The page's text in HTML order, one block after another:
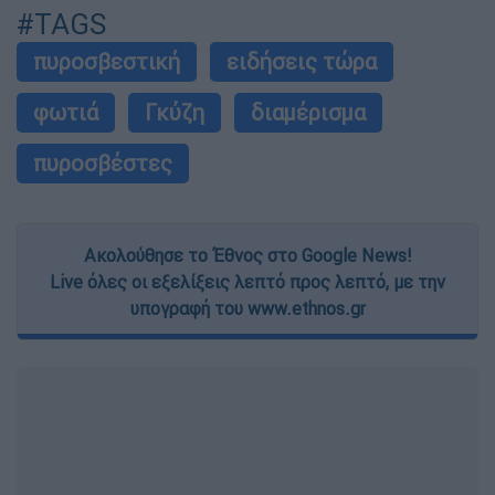
#TAGS
πυροσβεστική
ειδήσεις τώρα
φωτιά
Γκύζη
διαμέρισμα
πυροσβέστες
Ακολούθησε το Έθνος στο Google News!
Live όλες οι εξελίξεις λεπτό προς λεπτό, με την
υπογραφή του www.ethnos.gr